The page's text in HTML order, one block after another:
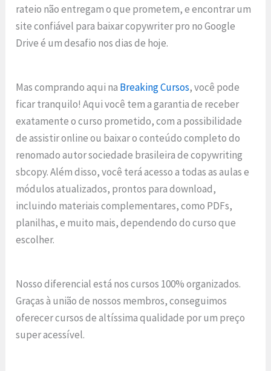
rateio não entregam o que prometem, e encontrar um
site confiável para baixar copywriter pro no Google
Drive é um desafio nos dias de hoje.
Mas comprando aqui na Breaking Cursos, você pode
ficar tranquilo! Aqui você tem a garantia de receber
exatamente o curso prometido, com a possibilidade
de assistir online ou baixar o conteúdo completo do
renomado autor sociedade brasileira de copywriting
sbcopy. Além disso, você terá acesso a todas as aulas e
módulos atualizados, prontos para download,
incluindo materiais complementares, como PDFs,
planilhas, e muito mais, dependendo do curso que
escolher.
Nosso diferencial está nos cursos 100% organizados.
Graças à união de nossos membros, conseguimos
oferecer cursos de altíssima qualidade por um preço
super acessível.